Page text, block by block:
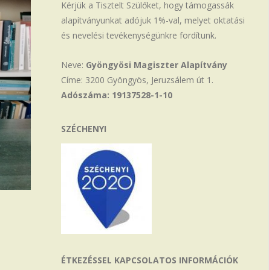
Kérjük a Tisztelt Szülőket, hogy támogassák
alapítványunkat adójuk 1%-val, melyet oktatási
és nevelési tevékenységünkre fordítunk.
Neve: Gyöngyösi Magiszter Alapítvány
Címe: 3200 Gyöngyös, Jeruzsálem út 1.
Adószáma: 19137528-1-10
SZÉCHENYI
ÉTKEZÉSSEL KAPCSOLATOS INFORMÁCIÓK